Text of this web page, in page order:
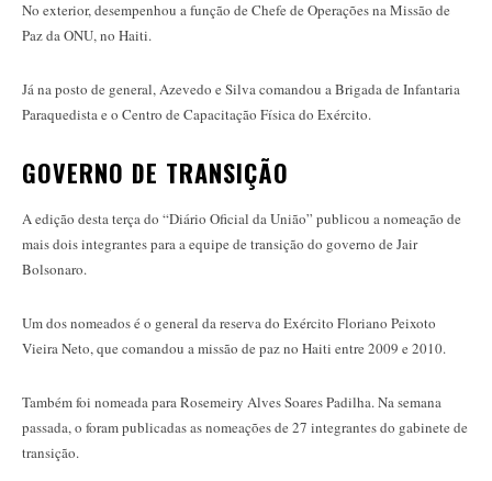
No exterior, desempenhou a função de Chefe de Operações na Missão de
Paz da ONU, no Haiti.
Já na posto de general, Azevedo e Silva comandou a Brigada de Infantaria
Paraquedista e o Centro de Capacitação Física do Exército.
GOVERNO DE TRANSIÇÃO
A edição desta terça do “Diário Oficial da União” publicou a nomeação de
mais dois integrantes para a equipe de transição do governo de Jair
Bolsonaro.
Um dos nomeados é o general da reserva do Exército Floriano Peixoto
Vieira Neto, que comandou a missão de paz no Haiti entre 2009 e 2010.
Também foi nomeada para Rosemeiry Alves Soares Padilha. Na semana
passada, o foram publicadas as nomeações de 27 integrantes do gabinete de
transição.